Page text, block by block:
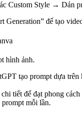
Custom Style → Dán
Generation” để tạo
hình ảnh.
tạo prompt dựa trên
tiết để đạt phong
prompt mỗi lần.